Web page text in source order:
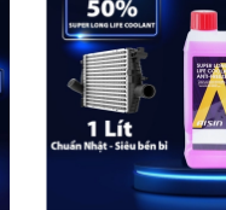
di chuyển trong